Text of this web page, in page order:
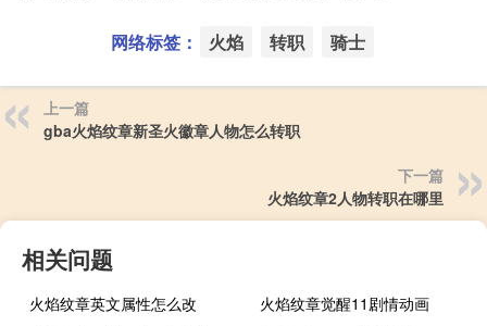
网络标签： 火焰 转职 骑士
上一篇
gba火焰纹章新圣火徽章人物怎么转职
下一篇
火焰纹章2人物转职在哪里
相关问题
火焰纹章英文属性怎么改
火焰纹章觉醒11剧情动画